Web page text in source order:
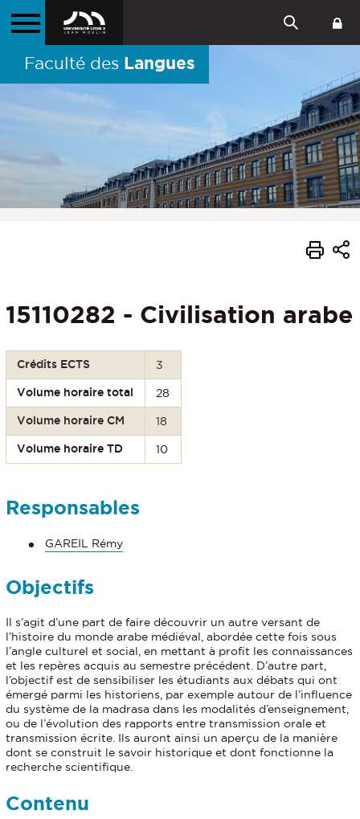
Faculté des Langues
15110282 - Civilisation arabe
Crédits ECTS 3
Volume horaire total 28
Volume horaire CM 18
Volume horaire TD 10
Responsables
GAREIL Rémy
Objectifs
Il s’agit d’une part de faire découvrir un autre versant de
l’histoire du monde arabe médiéval, abordée cette fois sous
l’angle culturel et social, en mettant à profit les connaissances
et les repères acquis au semestre précédent. D’autre part,
l’objectif est de sensibiliser les étudiants aux débats qui ont
émergé parmi les historiens, par exemple autour de l’influence
du système de la madrasa dans les modalités d’enseignement,
ou de l’évolution des rapports entre transmission orale et
transmission écrite. Ils auront ainsi un aperçu de la manière
dont se construit le savoir historique et dont fonctionne la
recherche scientifique.
Contenu